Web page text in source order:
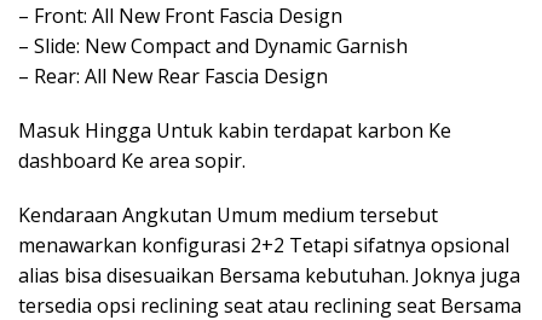
– Front: All New Front Fascia Design
– Slide: New Compact and Dynamic Garnish
– Rear: All New Rear Fascia Design
Masuk Hingga Untuk kabin terdapat karbon Ke
dashboard Ke area sopir.
Kendaraan Angkutan Umum medium tersebut
menawarkan konfigurasi 2+2 Tetapi sifatnya opsional
alias bisa disesuaikan Bersama kebutuhan. Joknya juga
tersedia opsi reclining seat atau reclining seat Bersama